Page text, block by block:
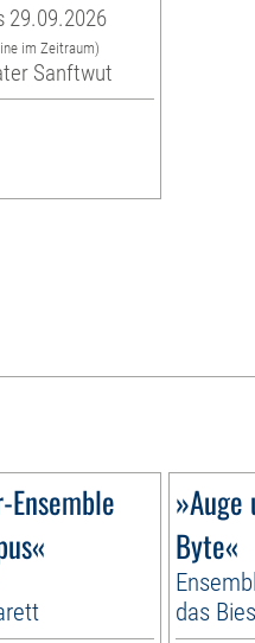
29.09.2026
im Zeitraum)
Sanftwut
»Auge
Byte«
das